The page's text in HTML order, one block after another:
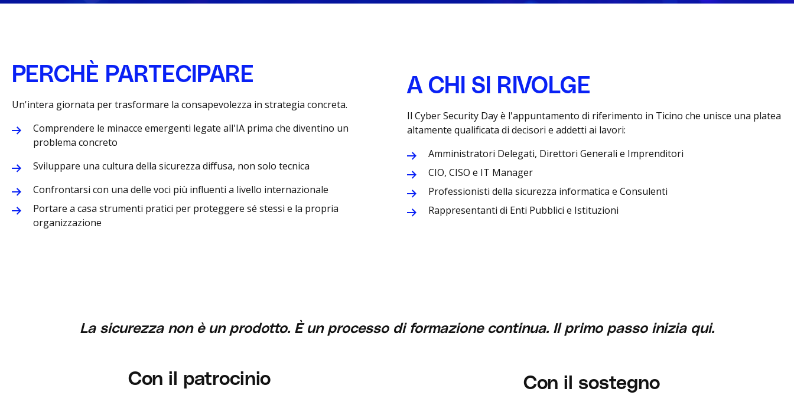
PERCHÈ PARTECIPARE
Un'intera giornata per trasformare la consapevolezza in strategia concreta.
Comprendere le minacce emergenti legate all'IA prima che diventino un
problema concreto
Sviluppare una cultura della sicurezza diffusa, non solo tecnica
Confrontarsi con una delle voci più influenti a livello internazionale
Portare a casa strumenti pratici per proteggere sé stessi e la propria
organizzazione
A CHI SI RIVOLGE
Il Cyber Security Day è l'appuntamento di riferimento in Ticino che unisce una platea
altamente qualificata di decisori e addetti ai lavori:
Amministratori Delegati, Direttori Generali e Imprenditori
CIO, CISO e IT Manager
Professionisti della sicurezza informatica e Consulenti
Rappresentanti di Enti Pubblici e Istituzioni
La sicurezza non è un prodotto. È un processo di formazione continua. Il primo passo inizia qui.
Con il patrocinio Con il sostegno